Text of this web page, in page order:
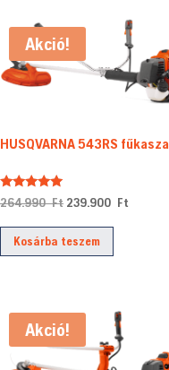
Akció!
HUSQVARNA 543RS fűkasza
Értékelés:
5.00
264.990Ft Original
price
was:
239.900 Ft
Kosárba teszem
Akció!